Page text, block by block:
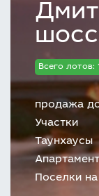
Всего лотов:
продажа
Участки
Таунхаусы
Поселки